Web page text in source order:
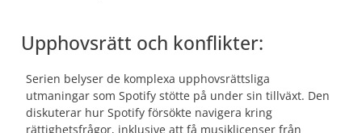
Upphovsrätt och konflikter:
Serien belyser de komplexa upphovsrättsliga
utmaningar som Spotify stötte på under sin tillväxt. Den
diskuterar hur Spotify försökte navigera kring
rättighetsfrågor, inklusive att få musiklicenser från